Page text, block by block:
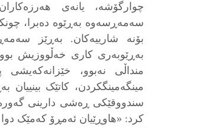
چوارگۆشە، یانەی
سەمەڕسەوە بەڕێوە دەبرا،
بۆنە شارییەکان. بەڕێز
بەڕێوبەری کاری خەڵووزیش بوو.
منداڵی نەبوو، خێزانەکەیشی
مینگەمینگکردن، کاتێک
سندووقێکی ڕەشی دارینی
کرد: «هاوڕێیان ئەمڕۆ کەمێک